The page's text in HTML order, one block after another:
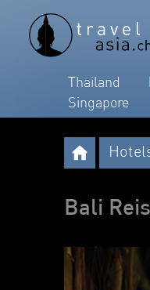
Thailand
Singapore
Bali